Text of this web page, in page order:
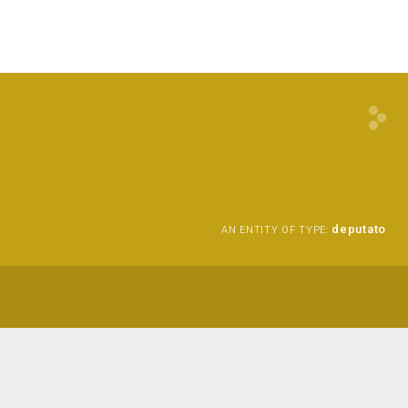
AN ENTITY OF TYPE: deputato